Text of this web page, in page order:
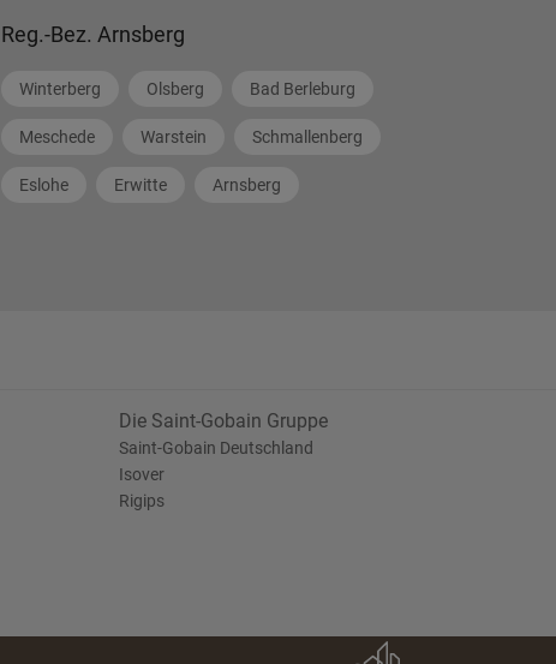
Reg.-Bez. Arnsberg
Winterberg Olsberg Bad Berleburg
Meschede Warstein Schmallenberg
Eslohe Erwitte Arnsberg
Die Saint-Gobain Gruppe
Saint-Gobain Deutschland
Isover
Rigips